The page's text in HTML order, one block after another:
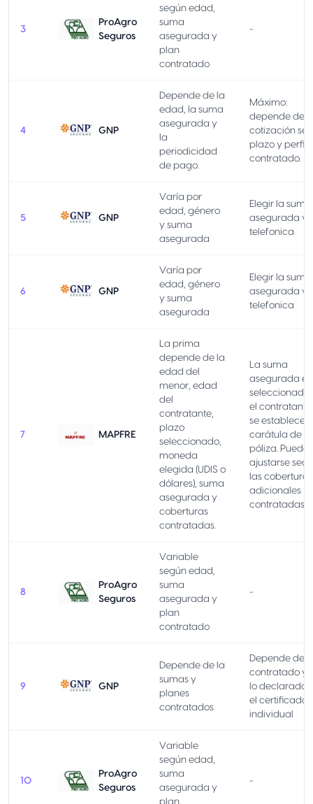
3
ProAgro
Seguros
según edad,
suma
asegurada y
plan
contratado
-
4 GNP
Depende de la
edad, la suma
asegurada y
la
periodicidad
de pago.
Máximo:
depende de
cotización
plazo y perfil
contratado.
5 GNP
Varía por
edad, género
y suma
asegurada
Elegir la suma
asegurada
telefonica
6 GNP
Varía por
edad, género
y suma
asegurada
Elegir la suma
asegurada
telefonica
7 MAPFRE
La prima
depende de la
edad del
menor, edad
del
contratante,
plazo
seleccionado,
moneda
elegida (UDIS o
dólares), suma
asegurada y
coberturas
contratadas.
La suma
asegurada es
seleccionada
el contratante
se establece
carátula de la
póliza. Puede
ajustarse
las coberturas
adicionales
contratadas.
8
ProAgro
Seguros
Variable
según edad,
suma
asegurada y
plan
contratado
-
9 GNP
Depende de la
sumas y
planes
contratados
Depende del
contratado y
lo declarado
el certificado
individual
10
ProAgro
Seguros
Variable
según edad,
suma
asegurada y
plan
-